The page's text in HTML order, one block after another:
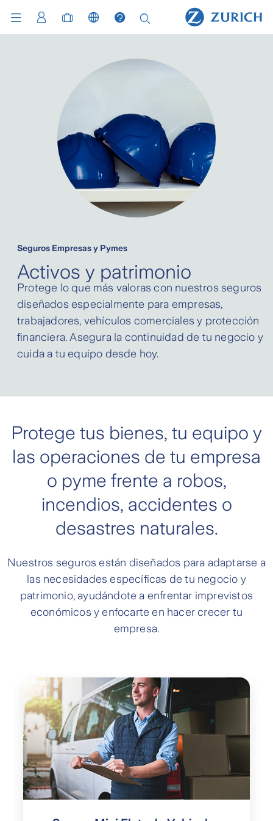
Seguros Empresas y Pymes
Activos y patrimonio
Protege lo que más valoras con nuestros seguros
diseñados especialmente para empresas,
trabajadores, vehículos comerciales y protección
financiera. Asegura la continuidad de tu negocio y
cuida a tu equipo desde hoy.
Protege tus bienes, tu equipo y
las operaciones de tu empresa
o pyme frente a robos,
incendios, accidentes o
desastres naturales.
Nuestros seguros están diseñados para adaptarse a
las necesidades específicas de tu negocio y
patrimonio, ayudándote a enfrentar imprevistos
económicos y enfocarte en hacer crecer tu
empresa.